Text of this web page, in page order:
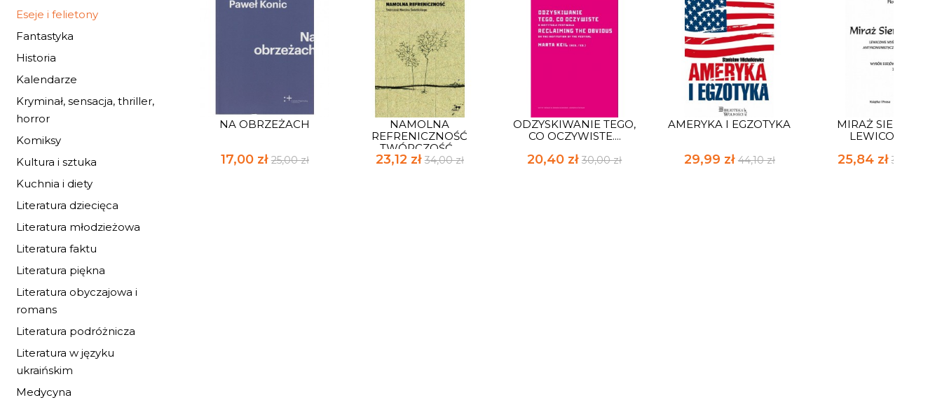
Eseje i felietony
Fantastyka
Historia
Kalendarze
Kryminał, sensacja, thriller,
horror
Komiksy
Kultura i sztuka
Kuchnia i diety
Literatura dziecięca
Literatura młodzieżowa
Literatura faktu
Literatura piękna
Literatura obyczajowa i
romans
Literatura podróżnicza
Literatura w języku
ukraińskim
Medycyna
NA OBRZEŻACH
17,00 zł 25,00 zł
NAMOLNA
REFRENICZNOŚĆ
TWÓRCZOŚĆ...
23,12 zł 34,00 zł
ODZYSKIWANIE TEGO,
CO OCZYWISTE....
20,40 zł30,00 zł
AMERYKA I EGZOTYKA
29,99 zł 44,10 zł
MIRAŻ SIERPNIA.
LEWICOWE...
25,84 zł 38,00 zł